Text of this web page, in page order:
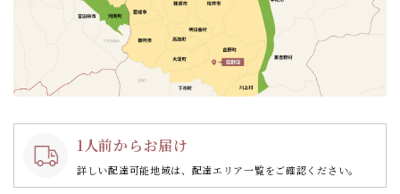
1人前からお届け
詳しい配達可能地域は、配達エリア一覧をご確認ください。